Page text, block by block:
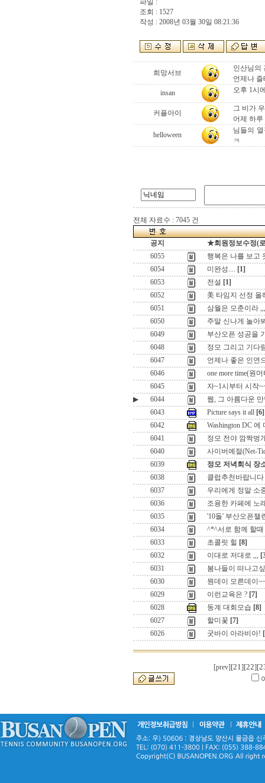
파일 :
조회 : 1527
작성 : 2008년 03월 30일 08:21:36
희망서브
인산님의
언제나
insan
오후 1시
커플아이
그 비가
어제 하
helloween
님들의
ㅋ
전체 자료수 : 7045 건
공지
★회원정보수정(
6055
행복은 나를 보고
6054
미완성.... [1]
6053
전설 [1]
6052
美 타임지 선정 올
6051
삼월은 모춘이라 ,,,
6050
주말 신나게 놀아
6049
부산오픈 성공을
6048
정모 그리고 기다
6047
언제나 좋은 인연
6046
one more time(원
6045
자~1시부터 시작
▶
6044
웹, 그 아름다운
6043
Picture says it all [6]
6042
Washington DC 에
6041
정모 전야 깜짝벙
6040
사이버예절(Net-
6039
정모 저녁회식 장
6038
클럽추천바랍니다
6037
우리에게 정말 소
6036
조용한 카페에 노
6035
'10돌' 부산오픈챌
6034
^*^서로 함께 할
6033
초콜릿 힐 [8]
6032
이대로 저대로 ,,,
6031
봄나들이 떠나고
6030
뭔데이 모른데이
6029
이런교육은 ? [7]
6028
동계 대회모습 [8]
6027
할미꽃 [7]
6026
굿바이 아라비아!
[prev] [21][22]